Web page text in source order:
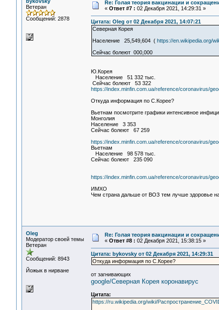
Ветеран
Сообщений: 2878
Re: Голая теория вакцинации и
« Ответ #7 : 02 Декабря 2021, 14:29:31 »
Цитата: Oleg от 02 Декабря 2021, 14:07:21
Северная Корея
Население 25,549,604 ( https://en.wikipedia.org/
Сейчас болеют 000,000
Ю.Корея
Население 51 332 тыс.
Сейчас болеют 53 322
https://index.minfin.com.ua/reference/coronavirus/
Откуда информация по С.Корее?
Вьетнам посмотрите графики интенсивное
Монголия
Население 3 353
Сейчас болеют 67 259
https://index.minfin.com.ua/reference/coronavirus/
Вьетнам
Население 98 578 тыс.
Сейчас болеют 235 090
https://index.minfin.com.ua/reference/coronavirus/
ИМХО
Чем страна дальше от ВОЗ тем лучше здоровье
Oleg
Модератор своей темы
Ветеран
Сообщений: 8943
Йожык в нирване
Re: Голая теория вакцинации и
« Ответ #8 : 02 Декабря 2021, 15:38:15 »
Цитата: bykovsky от 02 Декабря 2021, 14:29:31
Откуда информация по С.Корее?
от загнивающих
google/Северная Корея коронавирус
Цитата:
https://ru.wikipedia.org/wiki/